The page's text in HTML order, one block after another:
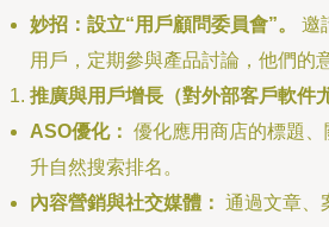
妙招：設立“用戶顧問委員會”。
邀
用戶，定期參與產品討論，他們的
推廣與用戶增長（對外部客戶軟件
ASO優化： 優化應用商店的標題
升自然搜索排名。
內容營銷與社交媒體： 通過文章、